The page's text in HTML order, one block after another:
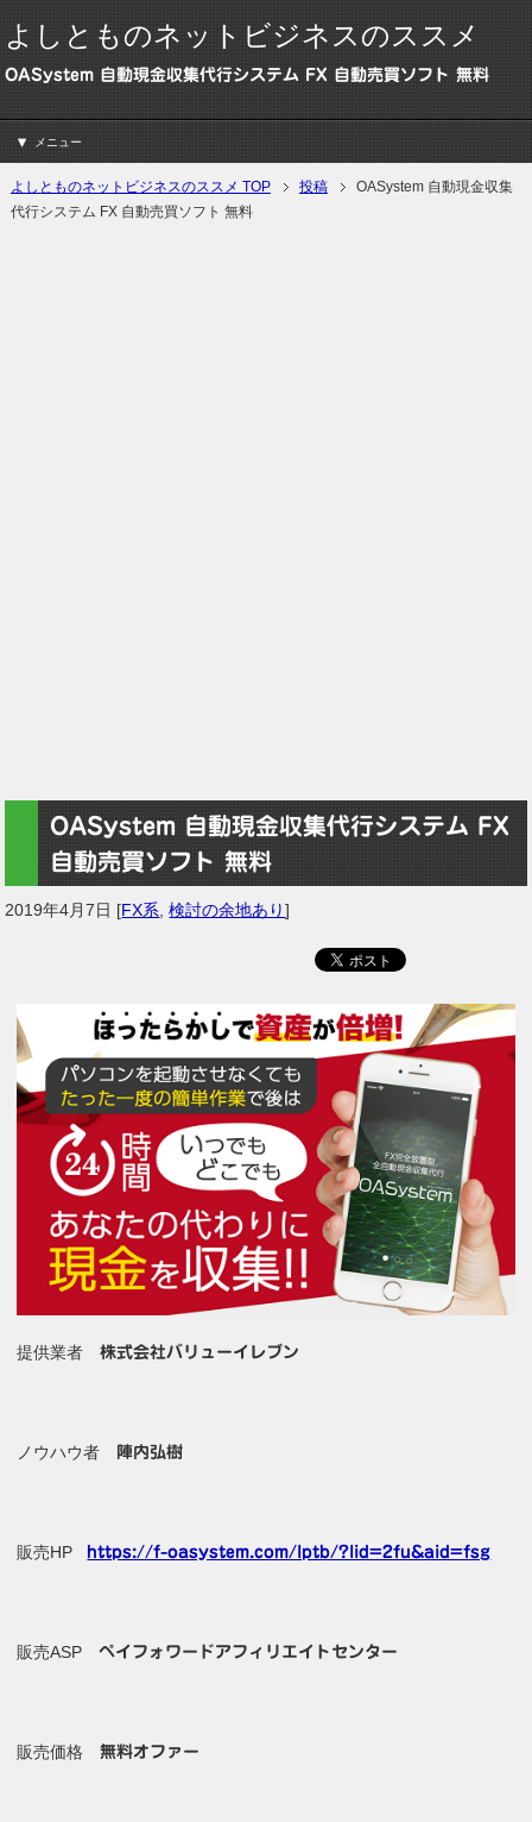
よしとものネットビジネスのススメ
OASystem 自動現金収集代行システム FX 自動売買ソフト 無料
メニュー
よしとものネットビジネスのススメ TOP 投稿
OASystem 自動現金収集
代行システム FX 自動売買ソフト 無料
OASystem 自動現金収集代行システム FX
自動売買ソフト 無料
2019年4月7日 [FX系 ,検討の余地あり]
提供業者株式会社バリューイレブン
ノウハウ者 陣内弘樹
販売HP https://f-oasystem.com/lptb/?lid=2fu&aid=fsg
販売ASPペイフォワードアフィリエイトセンター
販売価格無料オファー